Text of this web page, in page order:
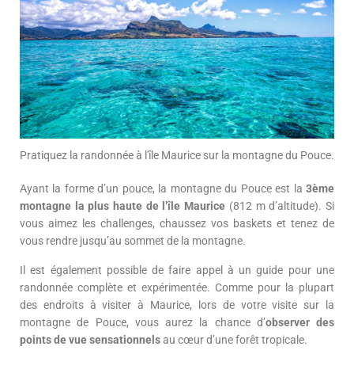
Pratiquez la randonnée à l'île Maurice sur la montagne du Pouce.
Ayant la forme d’un pouce, la montagne du Pouce est la 3ème
montagne la plus haute de l’île Maurice (812 m d’altitude). Si
vous aimez les challenges, chaussez vos baskets et tenez de
vous rendre jusqu’au sommet de la montagne.
Il est également possible de faire appel à un guide pour une
randonnée complète et expérimentée. Comme pour la plupart
des endroits à visiter à Maurice, lors de votre visite sur la
montagne de Pouce, vous aurez la chance d’observer des
points de vue sensationnelsau cœur d’une forêt tropicale.